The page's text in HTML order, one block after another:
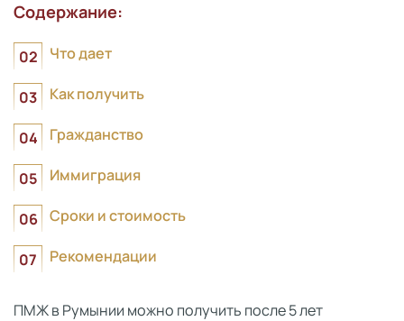
Содержание:
Что дает
Как получить
Гражданство
Иммиграция
Сроки и стоимость
Рекомендации
ПМЖ в Румынии можно получить после 5 лет